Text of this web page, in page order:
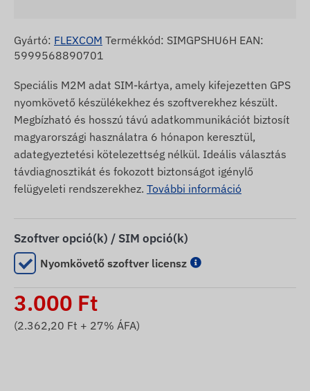
Gyártó: FLEXCOM Termékkód: SIMGPSHU6H EAN:
5999568890701
Speciális M2M adat SIM-kártya, amely kifejezetten GPS
nyomkövető készülékekhez és szoftverekhez készült.
Megbízható és hosszú távú adatkommunikációt biztosít
magyarországi használatra 6 hónapon keresztül,
adategyeztetési kötelezettség nélkül. Ideális választás
távdiagnosztikát és fokozott biztonságot igénylő
felügyeleti rendszerekhez. További információ
Szoftver opció(k) / SIM opció(k)
Nyomkövető szoftver licensz
3.000 Ft
(2.362,20 Ft + 27% ÁFA)